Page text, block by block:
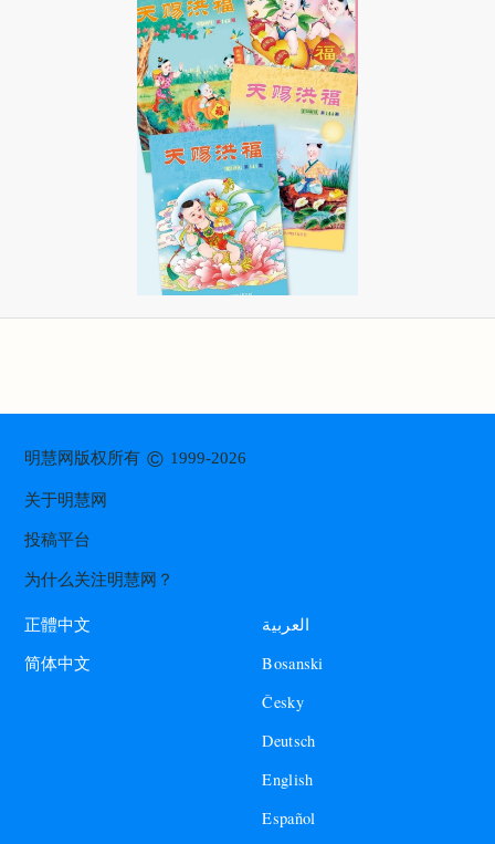
明慧网版权所有© 1999-2026
关于明慧网
投稿平台
为什么关注明慧网？
正體中文
简体中文
العربية
Bosanski
Česky
Deutsch
English
Español